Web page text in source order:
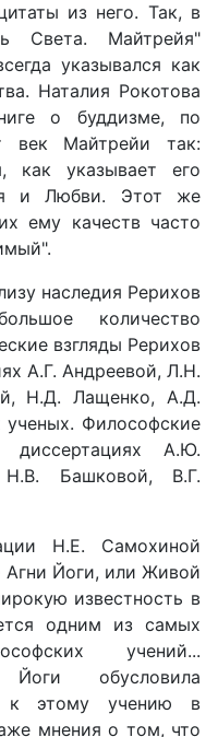
из него. Так, в
Света. Майтрейя"
указывался как
Наталия Рокотова
о буддизме, по
век Майтрейи так:
как указывает его
и Любви. Этот же
ему качеств часто
наследия Рерихов
количество
взгляды Рерихов
А.Г. Андреевой, Л.H.
Н.Д. Лащенко, А.Д.
Философские
диссертациях А.Ю.
Башковой, В.Г.
Н.Е. Самохиной
Агни Йоги, или Живой
известность в
одним из самых
учений...
Йоги обусловила
к этому учению в
мнения о том, что